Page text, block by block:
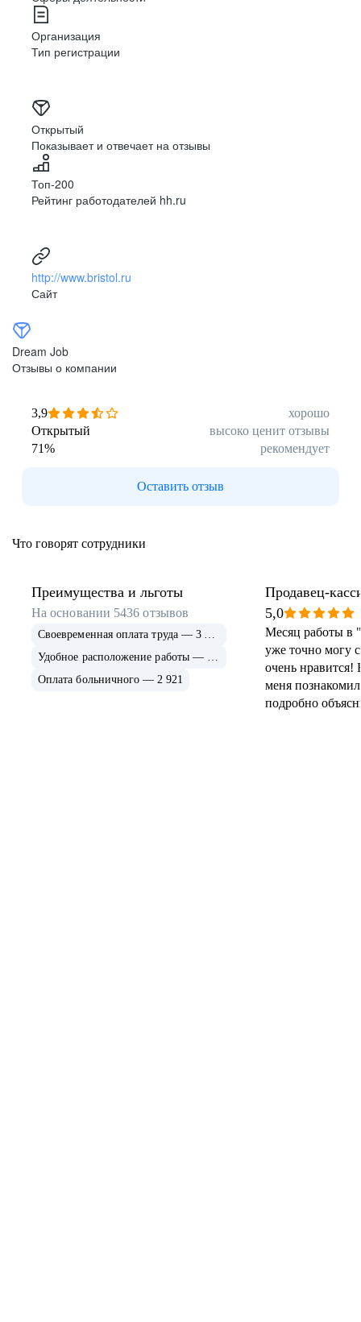
Забота
и поддержка
Мы ценим мнение наших сотрудников и создаём
комфортные условия для работы, независимо
от их должности и местонахождения.
Мы поддерживаем наших коллег в трудных
ситуациях, а в случае переезда в другой город
помогаем найти им подходящее рабочее место
внутри компании с учётом их предпочтений.
Организация
Тип регистрации
Открытый
Показывает и отвечает на отзывы
Топ-200
Рейтинг работодателей hh.ru
http://www.bristol.ru
Сайт
Dream Job
Отзывы о компании
3,9
хорошо
Открытый
высоко ценит отзывы
71% рекомендует
Оставить отзыв
Что говорят сотрудники
Преимущества и льготы
На основании 5436 отзывов
Своевременная оплата труда — 3 623
Удобное расположение работы — 3 075
Оплата больничного — 2 921
Продавец-
5,0
Месяц работы в
уже точно могу
очень
меня
подробно